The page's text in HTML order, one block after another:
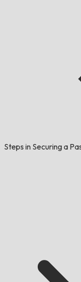
Steps in Securing a